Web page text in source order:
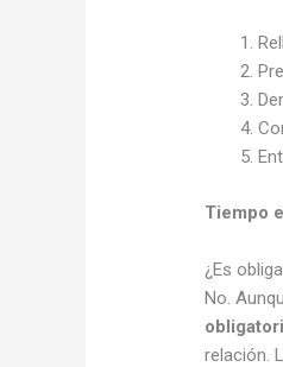
Tiempo
¿Es
No.
relación.